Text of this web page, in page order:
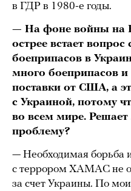
в ГДР в 1980-е годы.
— На фоне войны на
острее встает
боеприпасов в
много боеприпасов
поставки от США, а
с Украиной, потому
во всем мире. Решает
проблему?
— Необходимая борьба
с террором ХАМАС не
за счет Украины. По